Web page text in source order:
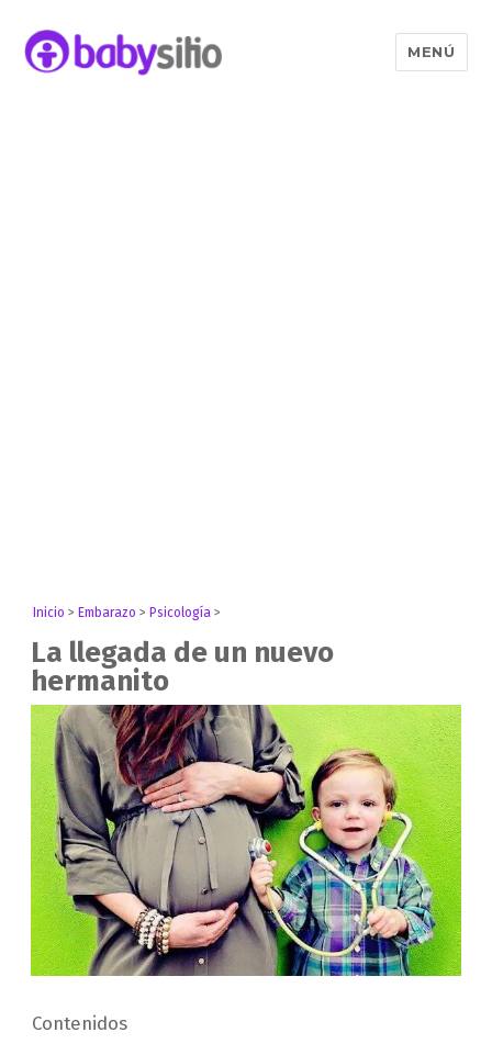
MENÚ
Inicio > Embarazo > Psicología >
La llegada de un nuevo
hermanito
Contenidos